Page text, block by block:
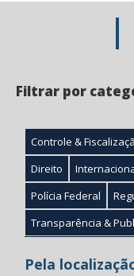
Filtrar por
Controle &
Direito
Polícia Federal
Transparência &
Pela